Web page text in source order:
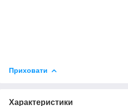
Приховати
Характеристики